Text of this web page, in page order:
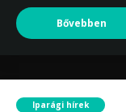
Bővebben
Iparági hírek